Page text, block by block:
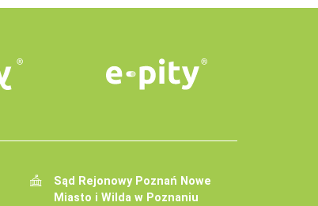
Sąd Rejonowy Poznań Nowe
Miasto i Wilda w Poznaniu